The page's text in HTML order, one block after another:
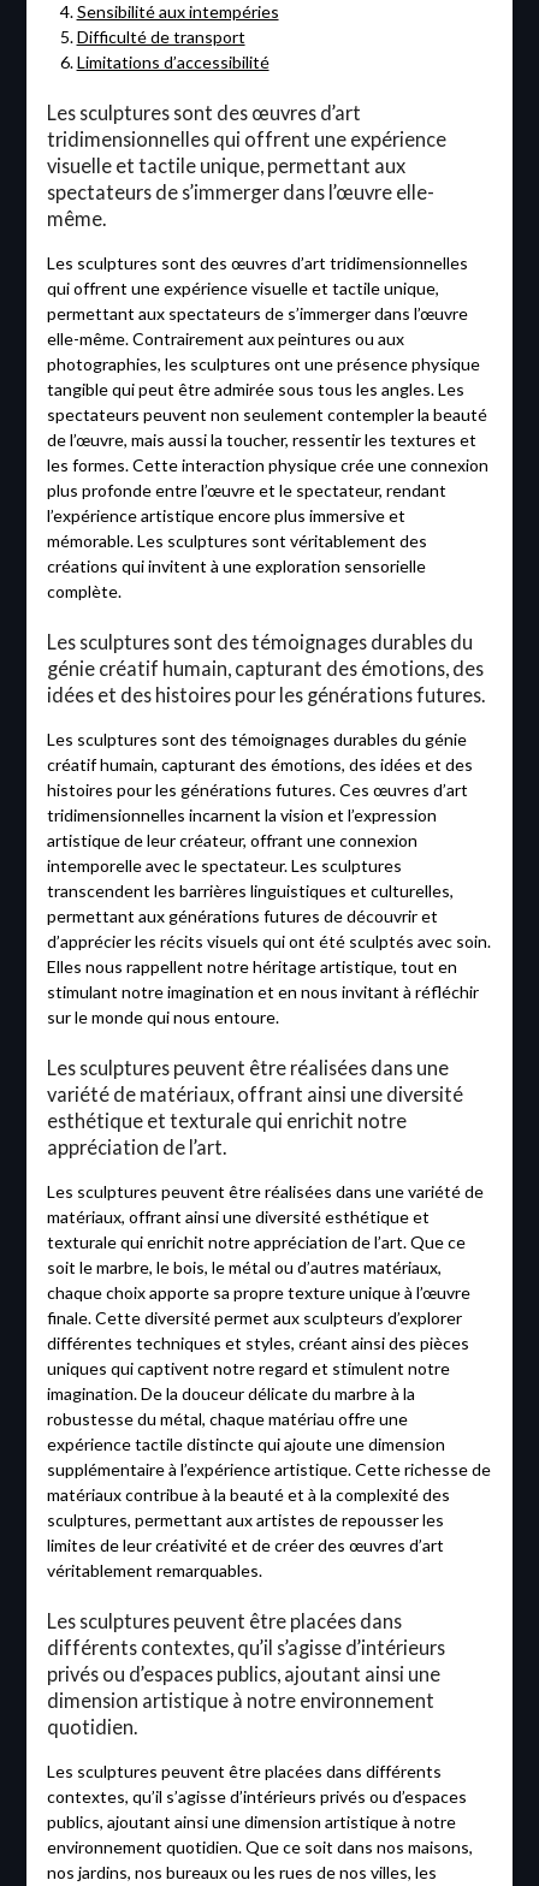
Sensibilité aux intempéries
Difficulté de transport
Limitations d’accessibilité
Les sculptures sont des œuvres d’art
tridimensionnelles qui offrent une expérience
visuelle et tactile unique, permettant aux
spectateurs de s’immerger dans l’œuvre elle-
même.
Les sculptures sont des œuvres d’art tridimensionnelles
qui offrent une expérience visuelle et tactile unique,
permettant aux spectateurs de s’immerger dans l’œuvre
elle-même. Contrairement aux peintures ou aux
photographies, les sculptures ont une présence physique
tangible qui peut être admirée sous tous les angles. Les
spectateurs peuvent non seulement contempler la beauté
de l’œuvre, mais aussi la toucher, ressentir les textures et
les formes. Cette interaction physique crée une connexion
plus profonde entre l’œuvre et le spectateur, rendant
l’expérience artistique encore plus immersive et
mémorable. Les sculptures sont véritablement des
créations qui invitent à une exploration sensorielle
complète.
Les sculptures sont des témoignages durables du
génie créatif humain, capturant des émotions, des
idées et des histoires pour les générations futures.
Les sculptures sont des témoignages durables du génie
créatif humain, capturant des émotions, des idées et des
histoires pour les générations futures. Ces œuvres d’art
tridimensionnelles incarnent la vision et l’expression
artistique de leur créateur, offrant une connexion
intemporelle avec le spectateur. Les sculptures
transcendent les barrières linguistiques et culturelles,
permettant aux générations futures de découvrir et
d’apprécier les récits visuels qui ont été sculptés avec soin.
Elles nous rappellent notre héritage artistique, tout en
stimulant notre imagination et en nous invitant à réfléchir
sur le monde qui nous entoure.
Les sculptures peuvent être réalisées dans une
variété de matériaux, offrant ainsi une diversité
esthétique et texturale qui enrichit notre
appréciation de l’art.
Les sculptures peuvent être réalisées dans une variété de
matériaux, offrant ainsi une diversité esthétique et
texturale qui enrichit notre appréciation de l’art. Que ce
soit le marbre, le bois, le métal ou d’autres matériaux,
chaque choix apporte sa propre texture unique à l’œuvre
finale. Cette diversité permet aux sculpteurs d’explorer
différentes techniques et styles, créant ainsi des pièces
uniques qui captivent notre regard et stimulent notre
imagination. De la douceur délicate du marbre à la
robustesse du métal, chaque matériau offre une
expérience tactile distincte qui ajoute une dimension
supplémentaire à l’expérience artistique. Cette richesse de
matériaux contribue à la beauté et à la complexité des
sculptures, permettant aux artistes de repousser les
limites de leur créativité et de créer des œuvres d’art
véritablement remarquables.
Les sculptures peuvent être placées dans
différents contextes, qu’il s’agisse d’intérieurs
privés ou d’espaces publics, ajoutant ainsi une
dimension artistique à notre environnement
quotidien.
Les sculptures peuvent être placées dans différents
contextes, qu’il s’agisse d’intérieurs privés ou d’espaces
publics, ajoutant ainsi une dimension artistique à notre
environnement quotidien. Que ce soit dans nos maisons,
nos jardins, nos bureaux ou les rues de nos villes, les